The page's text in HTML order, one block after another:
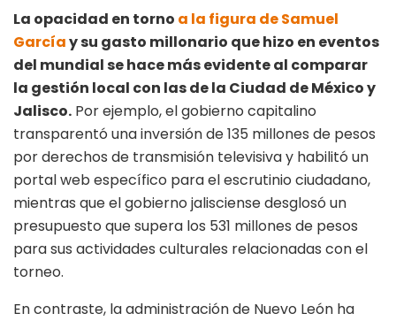
La opacidad en torno a la figura de Samuel
Garcíay su gasto millonario que hizo en eventos
del mundial se hace más evidente al comparar
la gestión local con las de la Ciudad de México y
Jalisco. Por ejemplo, el gobierno capitalino
transparentó una inversión de 135 millones de pesos
por derechos de transmisión televisiva y habilitó un
portal web específico para el escrutinio ciudadano,
mientras que el gobierno jalisciense desglosó un
presupuesto que supera los 531 millones de pesos
para sus actividades culturales relacionadas con el
torneo.
En contraste, la administración de Nuevo León ha